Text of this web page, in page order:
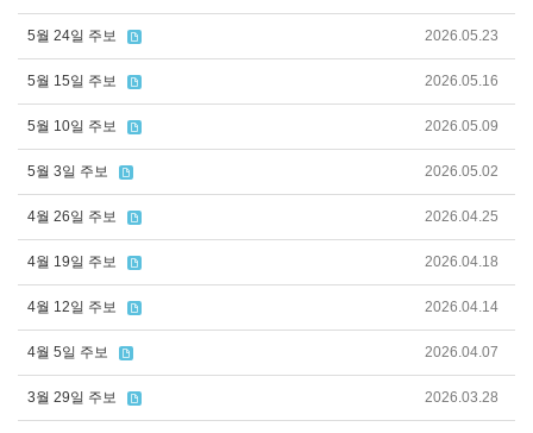
5월 24일 주보 2026.05.23
5월 15일 주보 2026.05.16
5월 10일 주보 2026.05.09
5월 3일 주보 2026.05.02
4월 26일 주보 2026.04.25
4월 19일 주보 2026.04.18
4월 12일 주보 2026.04.14
4월 5일 주보 2026.04.07
3월 29일 주보 2026.03.28